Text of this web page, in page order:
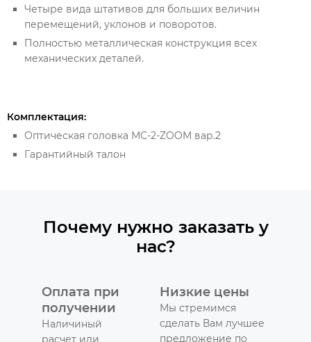
Четыре вида штативов для больших величин
перемещений, уклонов и поворотов.
Полностью металлическая конструкция всех
механических деталей.
Комплектация:
Оптическая головка МС-2-ZOOM вар.2
Гарантийный талон
Почему нужно заказать у
нас?
Оплата при
получении
Наличиный
расчет или
Низкие цены
Мы стремимся
сделать Вам лучшее
предложение по